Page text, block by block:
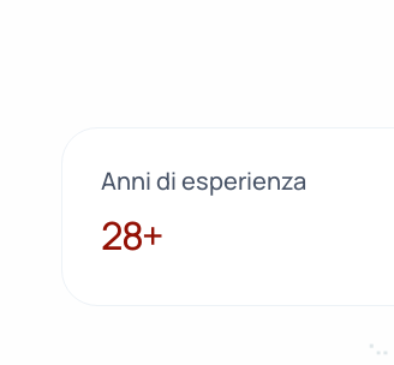
Anni di esperienza
28+
28+